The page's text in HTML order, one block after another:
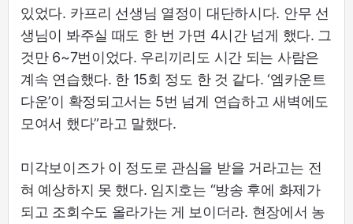
있었다. 카프리 선생님 열정이 대단하시다. 안무 선
생님이 봐주실 때도 한 번 가면 4시간 넘게 했다. 그
것만 6~7번이었다. 우리끼리도 시간 되는 사람은
계속 연습했다. 한 15회 정도 한 것 같다. ‘엠카운트
다운’이 확정되고서는 5번 넘게 연습하고 새벽에도
모여서 했다”라고 말했다.
미각보이즈가 이 정도로 관심을 받을 거라고는 전
혀 예상하지 못 했다. 임지호는 “방송 후에 화제가
되고 조회수도 올라가는 게 보이더라. 현장에서 농